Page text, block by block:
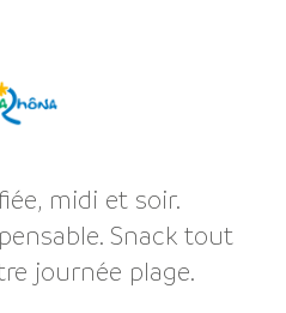
midi et soir.
Snack tout
journée plage.